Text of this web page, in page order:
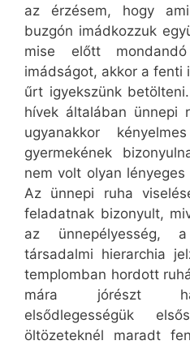
az érzésem, hogy
buzgón imádkozzuk
mise előtt
imádságot, akkor a fenti
űrt igyekszünk
hívek általában ünnepi
ugyanakkor
gyermekének
nem volt olyan
Az ünnepi ruha
feladatnak bizonyult,
az ünnepélyesség,
társadalmi hierarchia
templomban hordott
mára jórészt
elsődlegességük
öltözeteknél maradt